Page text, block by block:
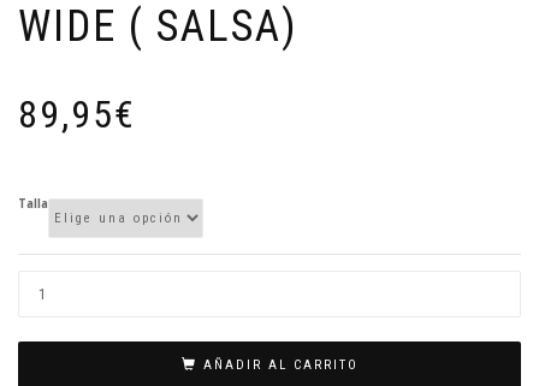
WIDE ( SALSA)
89,95€
Talla
AÑADIR AL CARRITO